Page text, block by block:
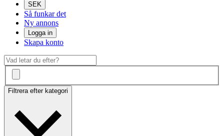
SEK
Så funkar det
Ny annons
Logga in
Skapa konto
Filtrera efter kategori